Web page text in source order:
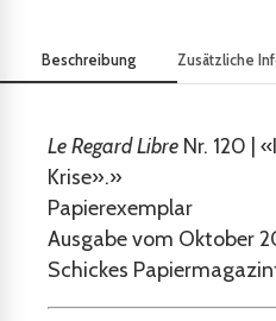
Beschreibung Zusätzliche
Le Regard Libre Nr. 120 |
Krise».»
Papierexemplar
Ausgabe vom Oktober
Schickes